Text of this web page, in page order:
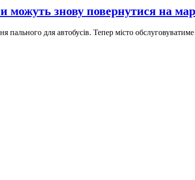
можуть знову повернутися на
пального для автобусів. Тепер місто